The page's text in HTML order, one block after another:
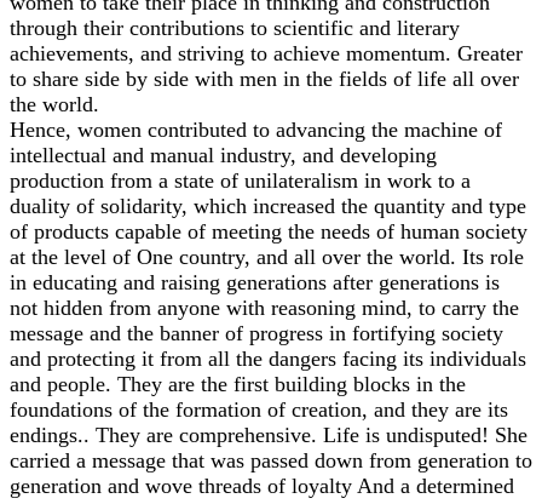
through their contributions to scientific and literary
achievements, and striving to achieve momentum. Greater
to share side by side with men in the fields of life all over
the world.
Hence, women contributed to advancing the machine of
intellectual and manual industry, and developing
production from a state of unilateralism in work to a
duality of solidarity, which increased the quantity and type
of products capable of meeting the needs of human society
at the level of One country, and all over the world. Its role
in educating and raising generations after generations is
not hidden from anyone with reasoning mind, to carry the
message and the banner of progress in fortifying society
and protecting it from all the dangers facing its individuals
and people. They are the first building blocks in the
foundations of the formation of creation, and they are its
endings.. They are comprehensive. Life is undisputed! She
carried a message that was passed down from generation to
generation and wove threads of loyalty And a determined